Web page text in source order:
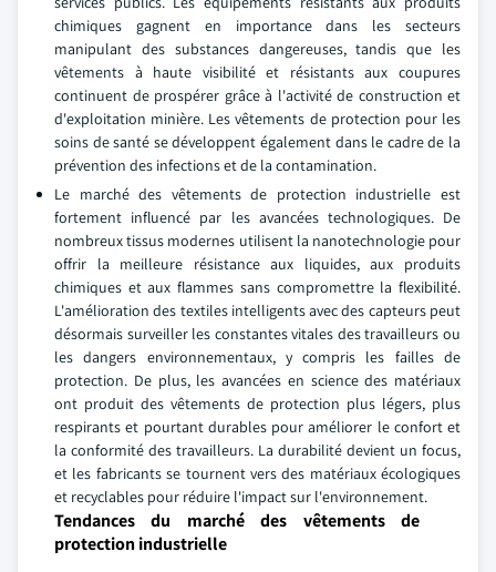
chimiques gagnent en importance dans les secteurs
manipulant des substances dangereuses, tandis que les
vêtements à haute visibilité et résistants aux coupures
continuent de prospérer grâce à l'activité de construction et
d'exploitation minière. Les vêtements de protection pour les
soins de santé se développent également dans le cadre de la
prévention des infections et de la contamination.
Le marché des vêtements de protection industrielle est
fortement influencé par les avancées technologiques. De
nombreux tissus modernes utilisent la nanotechnologie pour
offrir la meilleure résistance aux liquides, aux produits
chimiques et aux flammes sans compromettre la flexibilité.
L'amélioration des textiles intelligents avec des capteurs peut
désormais surveiller les constantes vitales des travailleurs ou
les dangers environnementaux, y compris les failles de
protection. De plus, les avancées en science des matériaux
ont produit des vêtements de protection plus légers, plus
respirants et pourtant durables pour améliorer le confort et
la conformité des travailleurs. La durabilité devient un focus,
et les fabricants se tournent vers des matériaux écologiques
et recyclables pour réduire l'impact sur l'environnement.
Tendances du marché des vêtements de
protection industrielle